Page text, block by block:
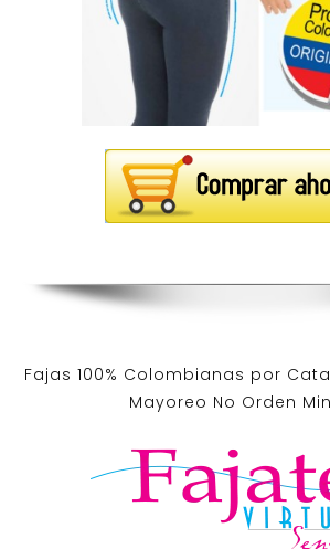
Fajas 100% Colombianas por
Mayoreo No Orden